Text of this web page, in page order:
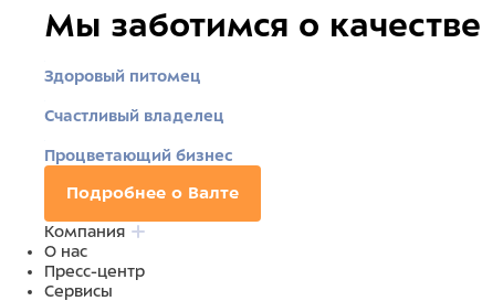
Мы заботимся о качестве
Здоровый питомец
Счастливый владелец
Процветающий бизнес
Подробнее о Валте
Компания
О нас
Пресс-центр
Сервисы